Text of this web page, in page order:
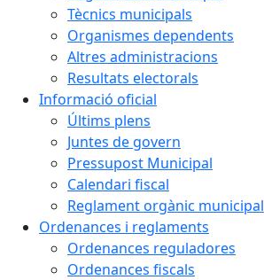
Tècnics municipals
Organismes dependents
Altres administracions
Resultats electorals
Informació oficial
Últims plens
Juntes de govern
Pressupost Municipal
Calendari fiscal
Reglament orgànic municipal
Ordenances i reglaments
Ordenances reguladores
Ordenances fiscals